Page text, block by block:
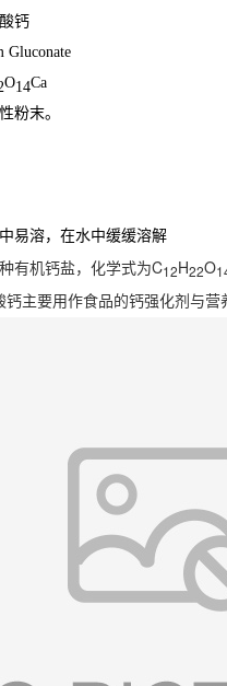
钙
Gluconate
O14Ca
粉末。
易溶，在水中缓缓溶解
有机钙盐，化学式为C12H22O
主要用作食品的钙强化剂与营